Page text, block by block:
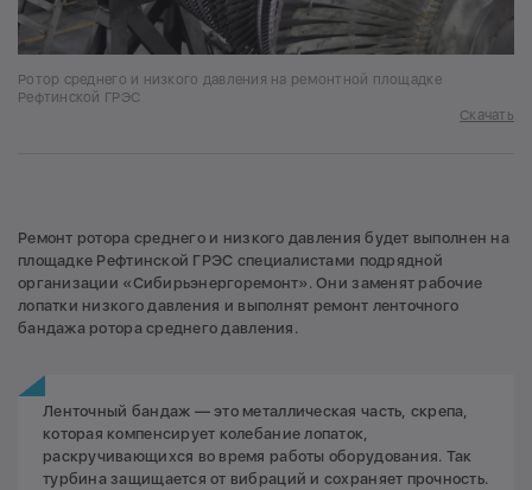
Ротор среднего и низкого давления на ремонтной площадке
Рефтинской ГРЭС
Скачать
Ремонт ротора среднего и низкого давления будет выполнен на
площадке Рефтинской ГРЭС специалистами подрядной
организации «Сибирьэнергоремонт». Они заменят рабочие
лопатки низкого давления и выполнят ремонт ленточного
бандажа ротора среднего давления.
Ленточный бандаж — это металлическая часть, скрепа,
которая компенсирует колебание лопаток,
раскручивающихся во время работы оборудования. Так
турбина защищается от вибраций и сохраняет прочность.